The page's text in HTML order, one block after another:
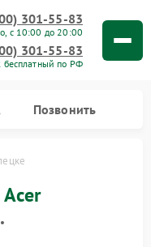
301-55-83
с 10:00 до 20:00
301-55-83
бесплатный по РФ
Позвонить
Acer